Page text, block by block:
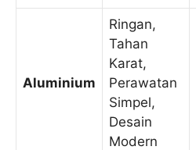
Aluminium
Ringan,
Tahan
Karat,
Perawatan
Simpel,
Desain
Modern